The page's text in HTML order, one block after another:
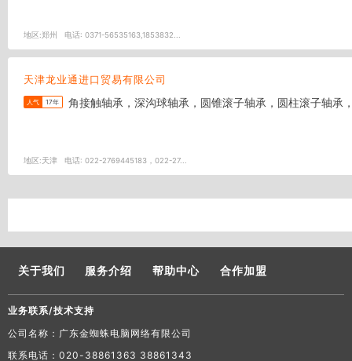
地区:郑州 电话: 0371-56535163,1853832...
天津龙业通进口贸易有限公司
人气 17年 角接触轴承，深沟球轴承，圆锥滚子轴承，圆柱滚子轴
地区:天津 电话: 022-2769445183，022-27...
关于我们 服务介绍 帮助中心 合作加盟
业务联系/技术支持
公司名称：广东金蜘蛛电脑网络有限公司
联系电话：020-38861363 38861343